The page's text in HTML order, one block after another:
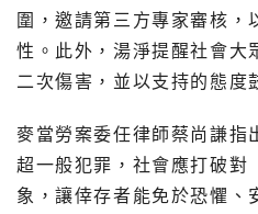
圍，邀請第三方專家審核，
性。此外，湯淨提醒社會大
二次傷害，並以支持的態度
麥當勞案委任律師蔡尚謙指
超一般犯罪，社會應打破對
象，讓倖存者能免於恐懼、